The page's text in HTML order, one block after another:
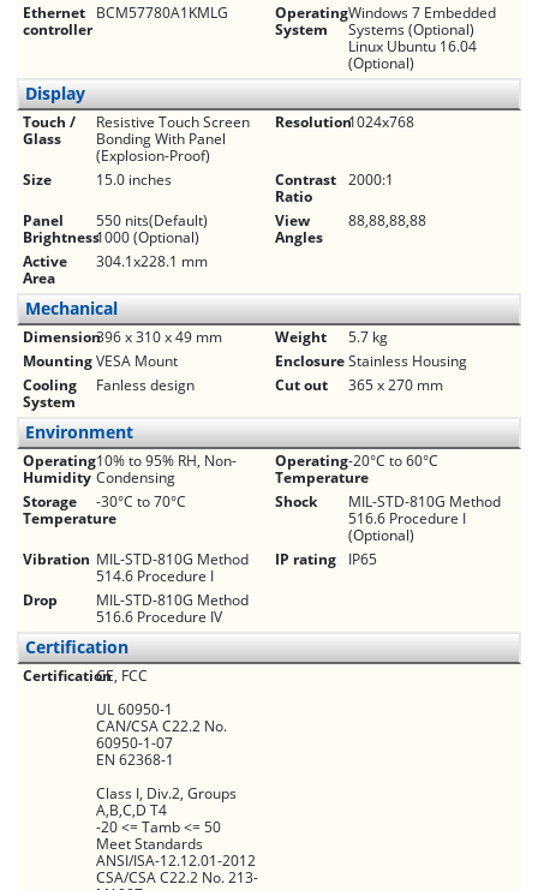
Ethernet
controller
BCM57780A1KMLG
Operating
System
Windows 7 Embedded
Systems (Optional)
Linux Ubuntu 16.04
(Optional)
Display
Touch /
Glass
Resistive Touch Screen
Bonding With Panel
(Explosion-Proof)
Resolution1024x768
Size 15.0 inches
Contrast
Ratio
2000:1
Panel
Brightness
550 nits(Default)
1000 (Optional)
View
Angles
88,88,88,88
Active
Area
304.1x228.1 mm
Mechanical
Dimension396 x 310 x 49 mm Weight
5.7 kg
MountingVESA Mount EnclosureStainless Housing
Cooling
System
Fanless design Cut out 365 x 270 mm
Environment
Operating
Humidity
10% to 95% RH, Non-
Condensing
Operating
Temperature
-20°C to 60°C
Storage
Temperature
-30°C to 70°C Shock
MIL-STD-810G Method
516.6 Procedure I
(Optional)
Vibration MIL-STD-810G Method
514.6 Procedure I
IP rating
IP65
Drop
MIL-STD-810G Method
516.6 Procedure IV
Certification
CertificationCE, FCC
UL 60950-1
CAN/CSA C22.2 No.
60950-1-07
EN 62368-1
Class I, Div.2, Groups
A,B,C,D T4
-20 <= Tamb <= 50
Meet Standards
ANSI/ISA-12.12.01-2012
CSA/CSA C22.2 No. 213-